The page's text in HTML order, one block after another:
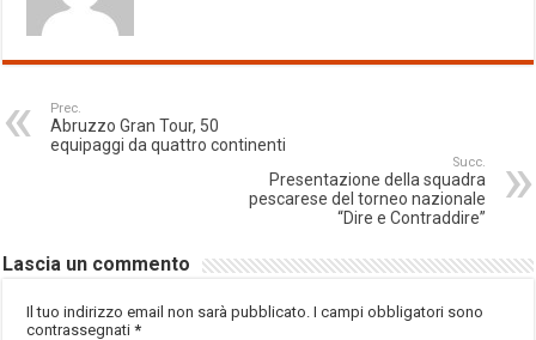
Prec.
Abruzzo Gran Tour, 50
equipaggi da quattro continenti
Succ.
Presentazione della squadra
pescarese del torneo nazionale
“Dire e Contraddire”
Lascia un commento
Il tuo indirizzo email non sarà pubblicato. I campi obbligatori sono
contrassegnati*